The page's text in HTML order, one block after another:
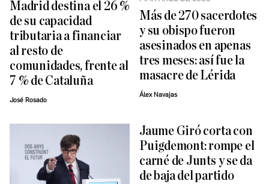
Madrid destina el 26 %
de su capacidad
tributaria a financiar
al resto de
comunidades, frente al
7 % de Cataluña
José Rosado
Más de 270 sacerdotes
y su obispo fueron
asesinados en apenas
tres meses: así fue la
masacre de Lérida
Álex Navajas
Jaume Giró corta con
Puigdemont: rompe el
carné de Junts y se da
de baja del partido